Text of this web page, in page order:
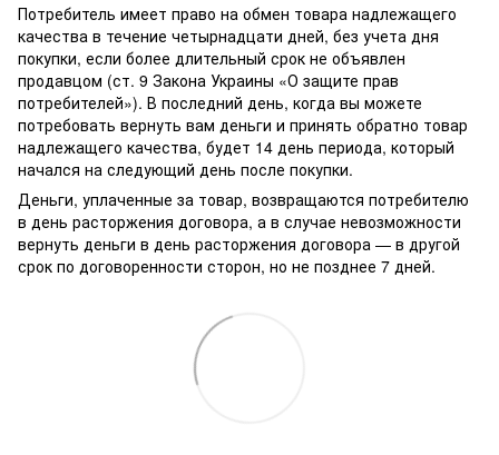
Потребитель имеет право на обмен товара надлежащего
качества в течение четырнадцати дней, без учета дня
покупки, если более длительный срок не объявлен
продавцом (ст. 9 Закона Украины «О защите прав
потребителей»). В последний день, когда вы можете
потребовать вернуть вам деньги и принять обратно товар
надлежащего качества, будет 14 день периода, который
начался на следующий день после покупки.
Деньги, уплаченные за товар, возвращаются потребителю
в день расторжения договора, а в случае невозможности
вернуть деньги в день расторжения договора — в другой
срок по договоренности сторон, но не позднее 7 дней.